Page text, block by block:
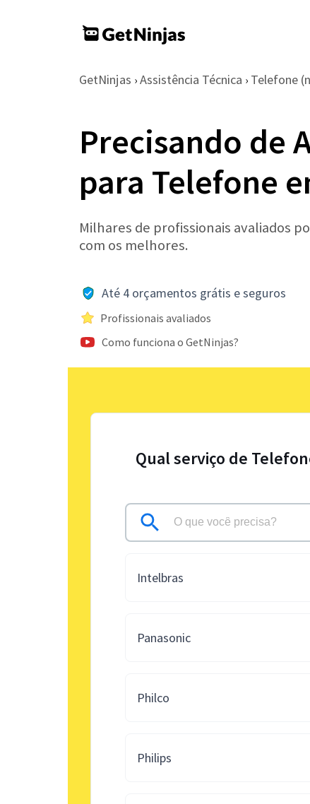
GetNinjas › Assistência Técnica › Telefone
Precisando de
para Telefone
Milhares de profissionais avaliados
com os melhores.
Até 4 orçamentos grátis e seguros
Profissionais avaliados
Como funciona o GetNinjas?
Qual serviço de
Intelbras
Panasonic
Philco
Philips